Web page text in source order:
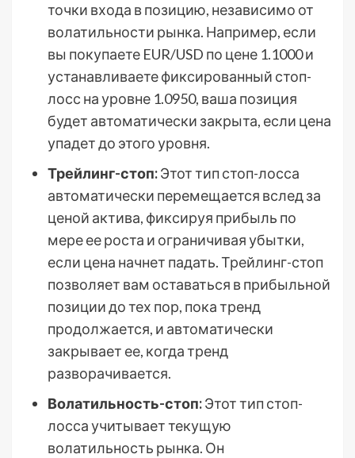
точки входа в позицию, независимо от
волатильности рынка. Например, если
вы покупаете EUR/USD по цене 1.1000 и
устанавливаете фиксированный стоп-
лосс на уровне 1.0950, ваша позиция
будет автоматически закрыта, если цена
упадет до этого уровня.
Трейлинг-стоп:Этот тип стоп-лосса
автоматически перемещается вслед за
ценой актива, фиксируя прибыль по
мере ее роста и ограничивая убытки,
если цена начнет падать. Трейлинг-стоп
позволяет вам оставаться в прибыльной
позиции до тех пор, пока тренд
продолжается, и автоматически
закрывает ее, когда тренд
разворачивается.
Волатильность-стоп:Этот тип стоп-
лосса учитывает текущую
волатильность рынка. Он